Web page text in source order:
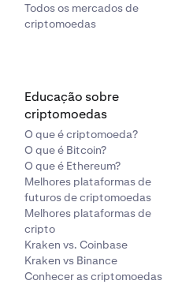
Todos os mercados de
criptomoedas
Educação sobre
criptomoedas
O que é criptomoeda?
O que é Bitcoin?
O que é Ethereum?
Melhores plataformas de
futuros de criptomoedas
Melhores plataformas de
cripto
Kraken vs. Coinbase
Kraken vs Binance
Conhecer as criptomoedas